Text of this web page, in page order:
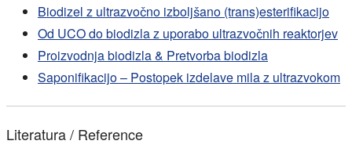
Biodizel z ultrazvočno izboljšano (trans)esterifikacijo
Od UCO do biodizla z uporabo ultrazvočnih reaktorjev
Proizvodnja biodizla & Pretvorba biodizla
Saponifikacijo – Postopek izdelave mila z ultrazvokom
Literatura / Reference